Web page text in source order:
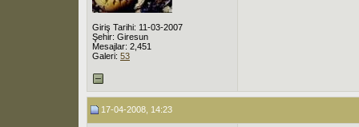
Giriş Tarihi: 11-03-2007
Şehir: Giresun
Mesajlar: 2,451
Galeri: 53
17-04-2008, 14:23